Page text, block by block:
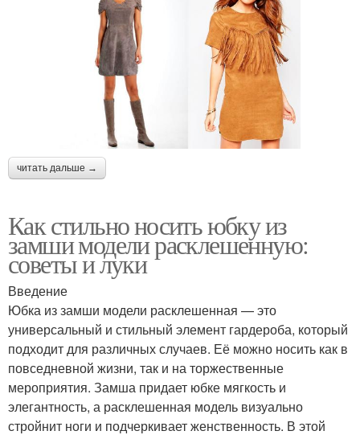
читать дальше →
Как стильно носить юбку из
замши модели расклешенную:
советы и луки
Введение
Юбка из замши модели расклешенная — это
универсальный и стильный элемент гардероба, который
подходит для различных случаев. Её можно носить как в
повседневной жизни, так и на торжественные
мероприятия. Замша придает юбке мягкость и
элегантность, а расклешенная модель визуально
стройнит ноги и подчеркивает женственность. В этой